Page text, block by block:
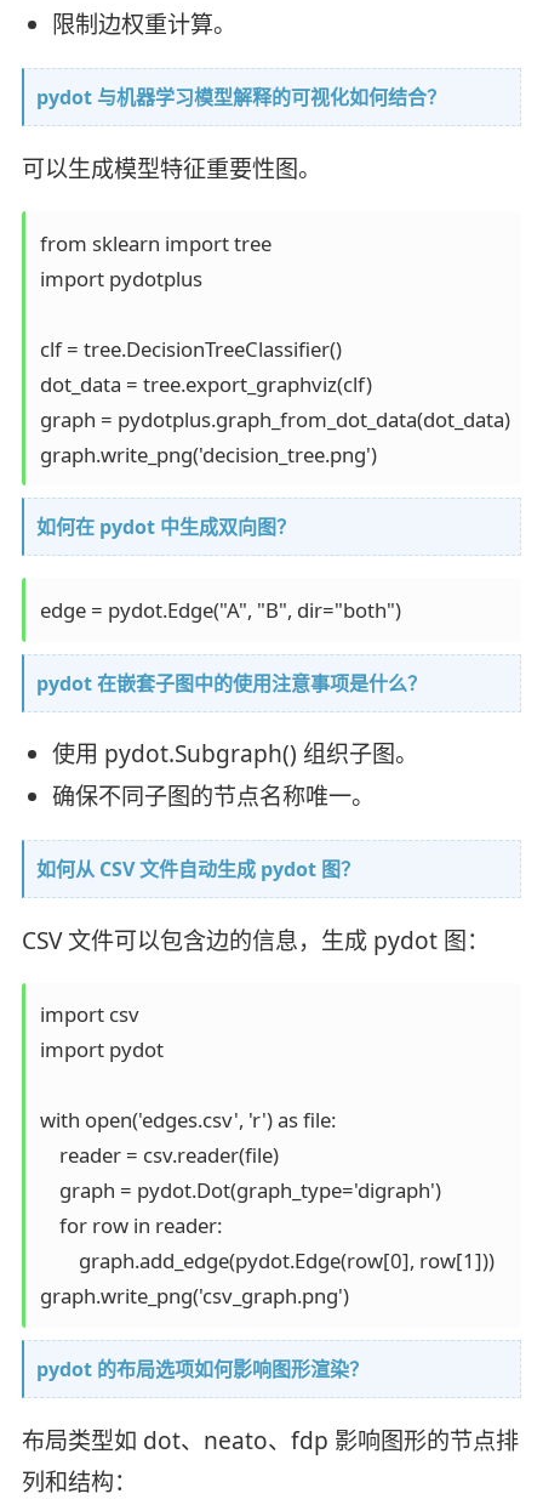
限制边权重计算。
pydot 与机器学习模型解释的可视化如何结合？
可以生成模型特征重要性图。
from sklearn import tree
import pydotplus
clf = tree.DecisionTreeClassifier()
dot_data = tree.export_graphviz(clf)
graph = pydotplus.graph_from_dot_data(dot_data)
graph.write_png('decision_tree.png')
如何在 pydot 中生成双向图？
edge = pydot.Edge("A", "B", dir="both")
pydot 在嵌套子图中的使用注意事项是什么？
使用 pydot.Subgraph() 组织子图。
确保不同子图的节点名称唯一。
如何从 CSV 文件自动生成 pydot 图？
CSV 文件可以包含边的信息，生成 pydot 图：
import csv
import pydot
with open('edges.csv', 'r') as file:
    reader = csv.reader(file)
    graph = pydot.Dot(graph_type='digraph')
    for row in reader:
        graph.add_edge(pydot.Edge(row[0], row[1]))
graph.write_png('csv_graph.png')
pydot 的布局选项如何影响图形渲染？
布局类型如 dot、neato、fdp 影响图形的节点排
列和结构：